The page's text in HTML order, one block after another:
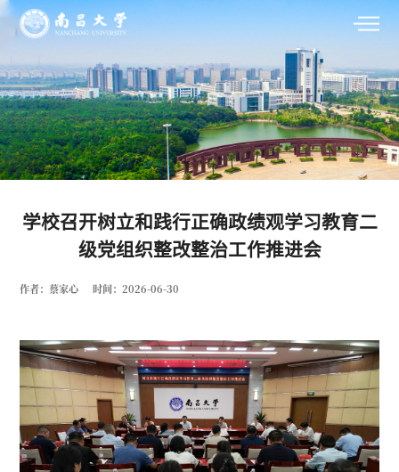
学校召开树立和践行正确政绩观学习教育二
级党组织整改整治工作推进会
作者：蔡家心 时间：2026-06-30